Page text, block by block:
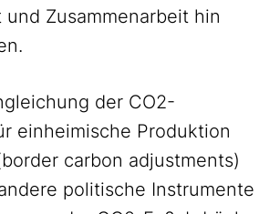
Zusammenarbeit hin
der CO2-
einheimische Produktion
carbon adjustments)
politische Instrumente